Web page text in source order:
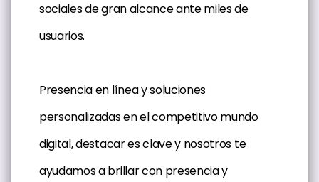
sociales de gran alcance ante miles de
usuarios.
Presencia en línea y soluciones
personalizadas en el competitivo mundo
digital, destacar es clave y nosotros te
ayudamos a brillar con presencia y